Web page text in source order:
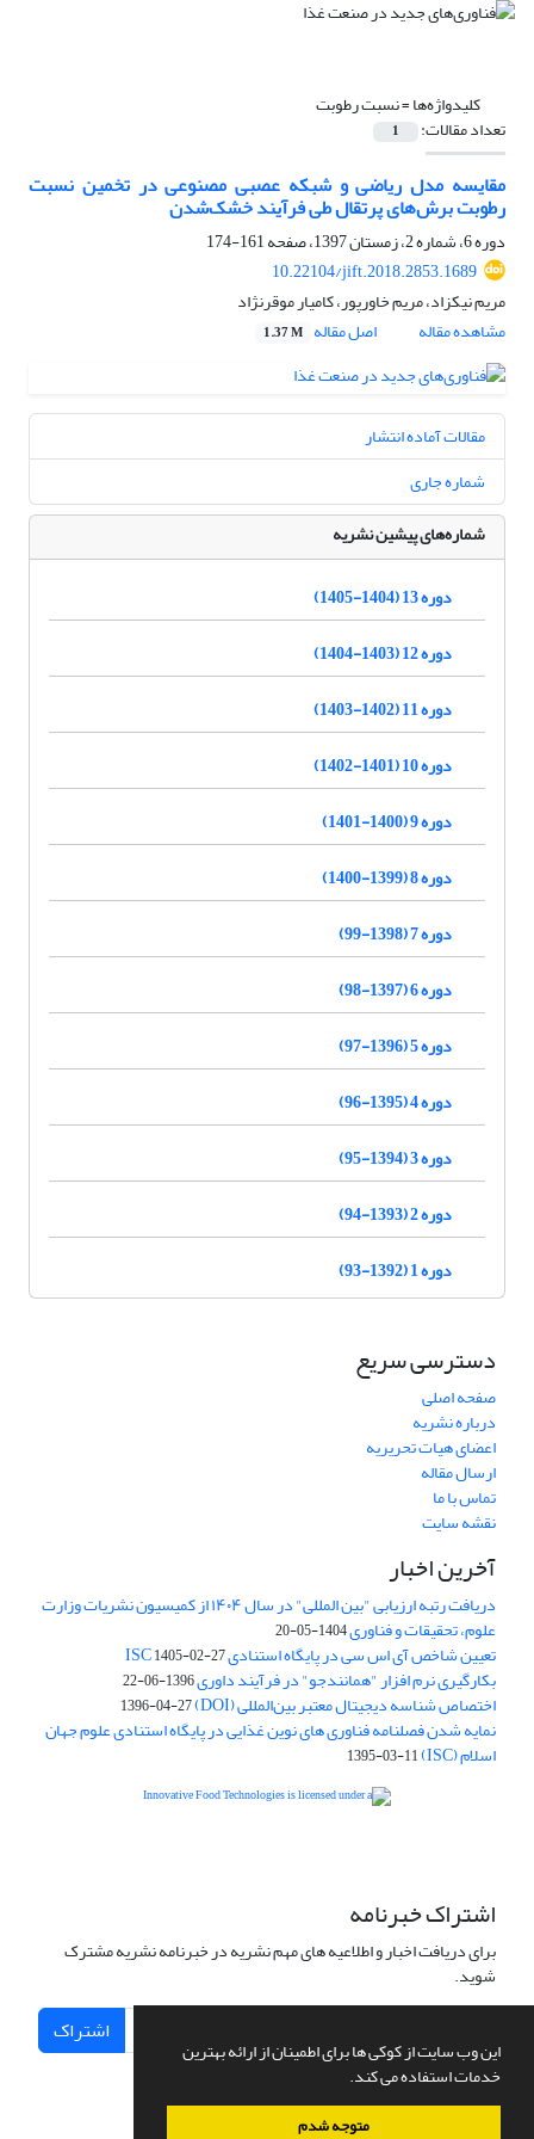
این وب سایت از کوکی ها برای اطمینان از ارائه بهترین
خدمات استفاده می کند.
متوجه شدم
کلیدواژه‌ها =نسبت رطوبت
تعداد مقالات: 1
مقایسه مدل‌ ریاضی و شبکه عصبی مصنوعی در تخمین نسبت
رطوبت برش‌های پرتقال طی فرآیند خشک‌شدن
دوره 6، شماره 2، زمستان 1397، صفحه
161-174
10.22104/jift.2018.2853.1689
مریم نیکزاد، مریم خاورپور، کامیار موقرنژاد
مشاهده مقاله
اصل مقاله 1.37 M
مقالات آماده انتشار
شماره جاری
شماره‌های پیشین نشریه
دوره 13 (1404-1405)
دوره 12 (1403-1404)
دوره 11 (1402-1403)
دوره 10 (1401-1402)
دوره 9 (1400-1401)
دوره 8 (1399-1400)
دوره 7 (1398-99)
دوره 6 (1397-98)
دوره 5 (1396-97)
دوره 4 (1395-96)
دوره 3 (1394-95)
دوره 2 (1393-94)
دوره 1 (1392-93)
دسترسی سریع
صفحه اصلی
درباره نشریه
اعضای هیات تحریریه
ارسال مقاله
تماس با ما
نقشه سایت
آخرین اخبار
دریافت رتبه ارزیابی "بین المللی" در سال ۱۴۰۴ از کمیسیون نشریات وزارت
علوم، تحقیقات و فناوری1404-05-20
تعیین شاخص آی اس سی در پایگاه استنادی ISC1405-02-27
بکارگیری نرم افزار "همانندجو" در فرآیند داوری1396-06-22
اختصاص شناسه دیجیتال معتبر بین‌المللی (DOI) 1396-04-27
نمایه شدن فصلنامه فناوری های نوین غذایی در پایگاه استنادی علوم جهان
اسلام (ISC) 1395-03-11
اشتراک خبرنامه
برای دریافت اخبار و اطلاعیه های مهم نشریه در خبرنامه نشریه مشترک
شوید.
اشتراک